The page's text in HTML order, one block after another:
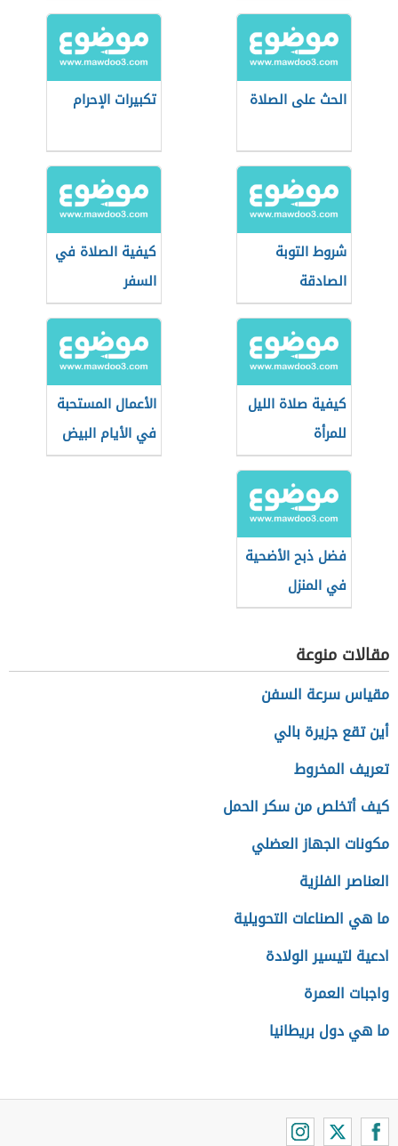
الحث على الصلاة تكبيرات الإحرام
شروط التوبة
الصادقة
كيفية الصلاة في
السفر
كيفية صلاة الليل
للمرأة
الأعمال المستحبة
في الأيام البيض
فضل ذبح الأضحية
في المنزل
مقالات منوعة
مقياس سرعة السفن
أين تقع جزيرة بالي
تعريف المخروط
كيف أتخلص من سكر الحمل
مكونات الجهاز العضلي
العناصر الفلزية
ما هي الصناعات التحويلية
ادعية لتيسير الولادة
واجبات العمرة
ما هي دول بريطانيا